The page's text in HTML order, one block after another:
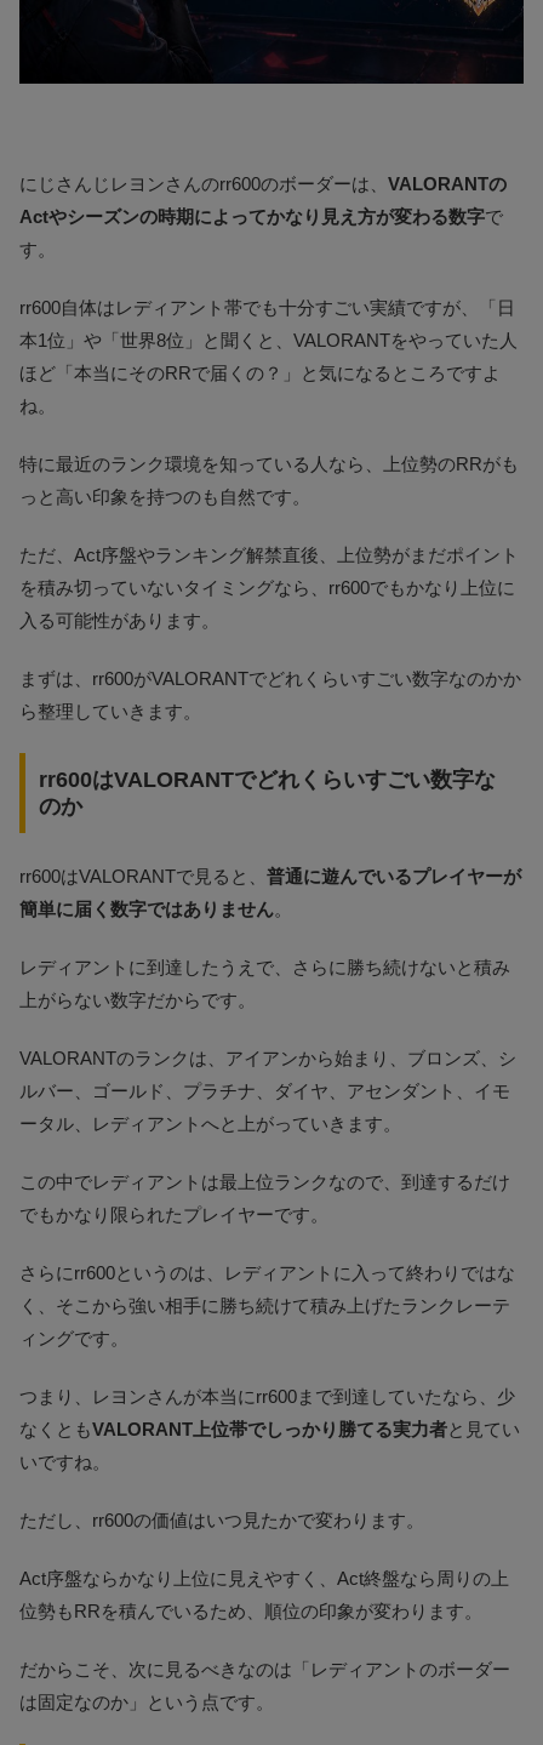
にじさんじレヨンさんのrr600のボーダーは、 VALORANTの
Actやシーズンの時期によってかなり見え方が変わる数字で
す。
rr600自体はレディアント帯でも十分すごい実績ですが、「日
本1位」や「世界8位」と聞くと、VALORANTをやっていた人
ほど「本当にそのRRで届くの？」と気になるところですよ
ね。
特に最近のランク環境を知っている人なら、上位勢のRRがも
っと高い印象を持つのも自然です。
ただ、Act序盤やランキング解禁直後、上位勢がまだポイント
を積み切っていないタイミングなら、rr600でもかなり上位に
入る可能性があります。
まずは、rr600がVALORANTでどれくらいすごい数字なのかか
ら整理していきます。
rr600はVALORANTでどれくらいすごい数字な
のか
rr600はVALORANTで見ると、 普通に遊んでいるプレイヤーが
簡単に届く数字ではありません。
レディアントに到達したうえで、さらに勝ち続けないと積み
上がらない数字だからです。
VALORANTのランクは、アイアンから始まり、ブロンズ、シ
ルバー、ゴールド、プラチナ、ダイヤ、アセンダント、イモ
ータル、レディアントへと上がっていきます。
この中でレディアントは最上位ランクなので、到達するだけ
でもかなり限られたプレイヤーです。
さらにrr600というのは、レディアントに入って終わりではな
く、そこから強い相手に勝ち続けて積み上げたランクレーテ
ィングです。
つまり、レヨンさんが本当にrr600まで到達していたなら、少
なくともVALORANT上位帯でしっかり勝てる実力者と見てい
いですね。
ただし、rr600の価値はいつ見たかで変わります。
Act序盤ならかなり上位に見えやすく、Act終盤なら周りの上
位勢もRRを積んでいるため、順位の印象が変わります。
だからこそ、次に見るべきなのは「レディアントのボーダー
は固定なのか」という点です。